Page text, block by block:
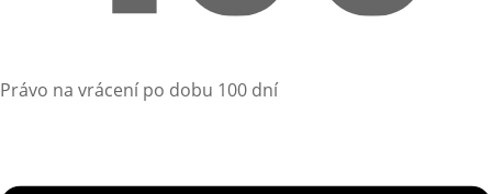
Právo na vrácení po dobu 100 dní